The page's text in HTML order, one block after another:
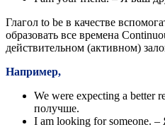
Глагол to be в качестве
образовать все времена
действительном (активном)
Например,
We were expecting a better
получше.
I am looking for someone. –